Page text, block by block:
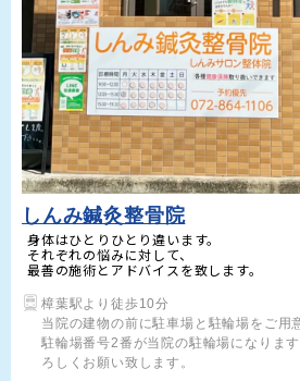
しんみ鍼灸整骨院
身体はひとりひとり違います。
それぞれの悩みに対して、
最善の施術とアドバイスを致します。
樟葉駅より徒歩10分
当院の建物の前に駐車場と駐輪場をご用
駐輪場番号2番が当院の駐輪場になりま
ろしくお願い致します。